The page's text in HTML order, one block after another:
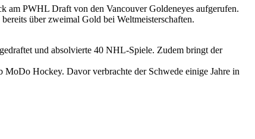
am PWHL Draft von den Vancouver Goldeneyes aufgerufen.
über zweimal Gold bei Weltmeisterschaften.
und absolvierte 40 NHL-Spiele. Zudem bringt der
Hockey. Davor verbrachte der Schwede einige Jahre in